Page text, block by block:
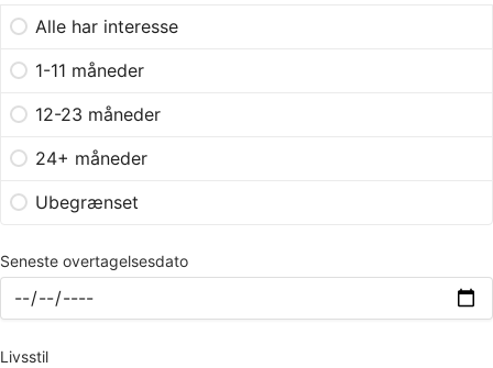
Alle har interesse
1-11 måneder
12-23 måneder
24+ måneder
Ubegrænset
Seneste overtagelsesdato
Livsstil